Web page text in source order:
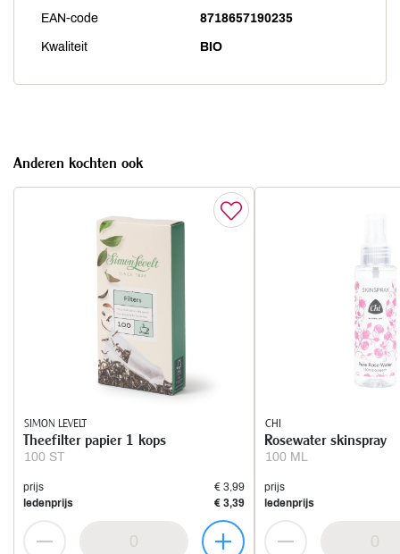
EAN-code 8718657190235
Kwaliteit BIO
Anderen kochten ook
SIMON LEVELT
100 ST
Theefilter papier 1 kops
prijs
€ 3,99
ledenprijs
€ 3,39
CHI
100 ML
Rosewater skinspray
prijs
ledenprijs